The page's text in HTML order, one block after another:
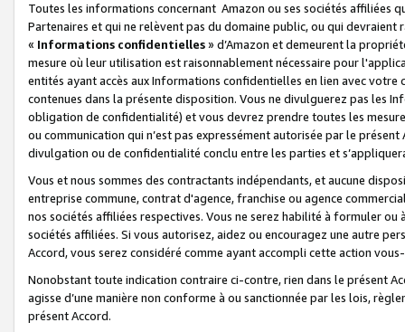
Toutes les informations concernant Amazon ou ses sociétés affiliées
Partenaires et qui ne relèvent pas du domaine public, ou qui
« Informations confidentielles» d’Amazon et demeurent la
mesure où leur utilisation est raisonnablement nécessaire pour
entités ayant accès aux Informations confidentielles en lien avec
contenues dans la présente disposition. Vous ne divulguerez pas les
obligation de confidentialité) et vous devrez prendre toutes les
ou communication qui n’est pas expressément autorisée par le
divulgation ou de confidentialité conclu entre les parties et
Vous et nous sommes des contractants indépendants, et aucune
entreprise commune, contrat d'agence, franchise ou agence
nos sociétés affiliées respectives. Vous ne serez habilité à formuler
sociétés affiliées. Si vous autorisez, aidez ou encouragez une autre
Accord, vous serez considéré comme ayant accompli cette action
Nonobstant toute indication contraire ci-contre, rien dans le présent
agisse d’une manière non conforme à ou sanctionnée par les lois,
présent Accord.